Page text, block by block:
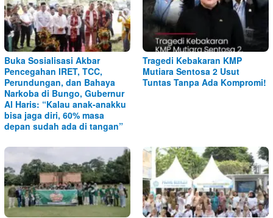
Buka Sosialisasi Akbar
Pencegahan IRET, TCC,
Perundungan, dan Bahaya
Narkoba di Bungo, Gubernur
Al Haris: “Kalau anak-anakku
bisa jaga diri, 60% masa
depan sudah ada di tangan”
Tragedi Kebakaran KMP
Mutiara Sentosa 2 Usut
Tuntas Tanpa Ada Kompromi!